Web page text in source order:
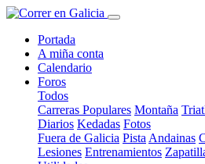
Portada
A miña conta
Calendario
Foros
Todos
Carreras Populares Montaña
Diarios Kedadas Fotos
Fuera de Galicia Pista Andainas
Lesiones Entrenamientos